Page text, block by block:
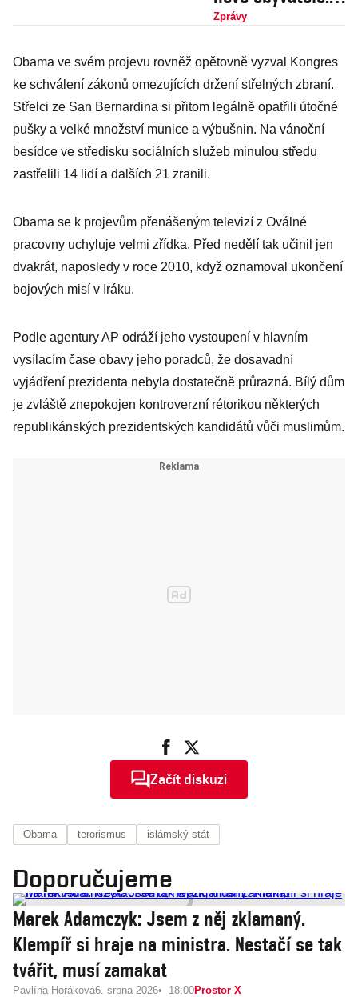
Dopis z hlavního
Islámského státu
Zprávy
Obama ve svém projevu rovněž opětovně vyzval Kongres
ke schválení zákonů omezujících držení střelných zbraní.
Střelci ze San Bernardina si přitom legálně opatřili útočné
pušky a velké množství munice a výbušnin. Na vánoční
besídce ve středisku sociálních služeb minulou středu
zastřelili 14 lidí a dalších 21 zranili.
Obama se k projevům přenášeným televizí z Oválné
pracovny uchyluje velmi zřídka. Před nedělí tak učinil jen
dvakrát, naposledy v roce 2010, když oznamoval ukončení
bojových misí v Iráku.
Podle agentury AP odráží jeho vystoupení v hlavním
vysílacím čase obavy jeho poradců, že dosavadní
vyjádření prezidenta nebyla dostatečně průrazná. Bílý dům
je zvláště znepokojen kontroverzní rétorikou některých
republikánských prezidentských kandidátů vůči muslimům.
Začít diskuzi
Obama terorismus islámský stát
Doporučujeme
Marek Adamczyk: Jsem z něj zklamaný.
Klempíř si hraje na ministra. Nestačí se tak
tvářit, musí zamakat
Pavlína Horáková6. srpna 2026 18:00Prostor X